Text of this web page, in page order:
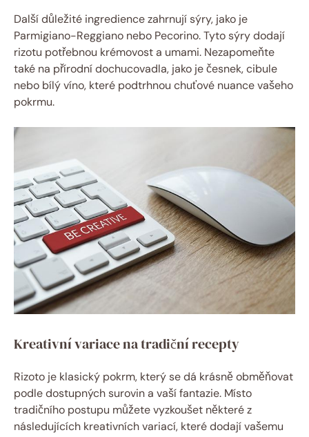
Další důležité ingredience zahrnují sýry, jako je
Parmigiano-Reggiano nebo Pecorino. Tyto sýry dodají
rizotu potřebnou krémovost a umami. Nezapomeňte
také na přírodní dochucovadla, jako je česnek, cibule
nebo bílý víno, které podtrhnou chuťové nuance vašeho
pokrmu.
Kreativní variace na tradiční recepty
Rizoto je klasický pokrm, který se dá krásně obměňovat
podle dostupných surovin a vaší fantazie. Místo
tradičního postupu můžete vyzkoušet některé z
následujících kreativních variací, které dodají vašemu